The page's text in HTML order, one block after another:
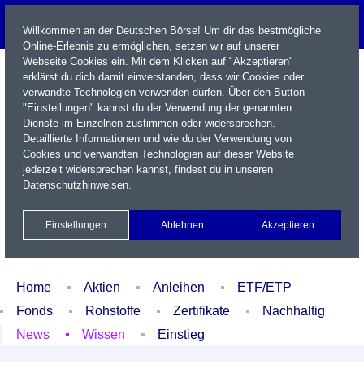
Name / WKN / ISIN / Kürzel
Xetra Realtime
Watchlist Portfolio Login
Home Aktien Anleihen
ETF/ETP
Fonds
Rohstoffe Zertifikate
Nachhaltig
News
Wissen Einstieg
Willkommen an der Deutschen Börse! Um dir das bestmögliche
Online-Erlebnis zu ermöglichen, setzen wir auf unserer
Webseite Cookies ein. Mit dem Klicken auf "Akzeptieren"
erklärst du dich damit einverstanden, dass wir Cookies oder
verwandte Technologien verwenden dürfen. Über den Button
"Einstellungen" kannst du der Verwendung der genannten
Dienste im Einzelnen zustimmen oder widersprechen.
Detaillierte Informationen und wie du der Verwendung von
Cookies und verwandten Technologien auf dieser Website
jederzeit widersprechen kannst, findest du in unseren
Datenschutzhinweisen.
Einstellungen Ablehnen Akzeptieren